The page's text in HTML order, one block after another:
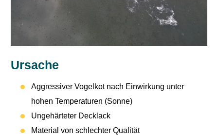
Ursache
Aggressiver Vogelkot nach Einwirkung unter
hohen Temperaturen (Sonne)
Ungehärteter Decklack
Material von schlechter Qualität